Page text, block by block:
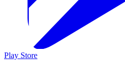
Play Store